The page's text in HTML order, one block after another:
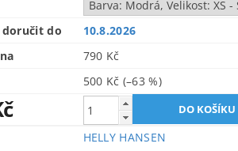
doručit do
10.8.2026
790 Kč
500 Kč (–63 %)
HELLY HANSEN